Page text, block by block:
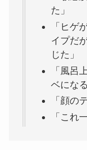
た」
「ヒゲ
イプだ
じた」
「風呂
ベになる
「顔の
「これ